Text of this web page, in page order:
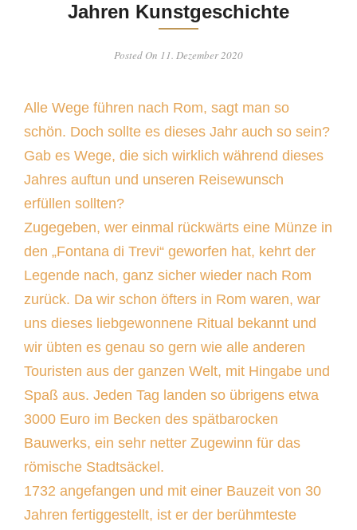
Jahren Kunstgeschichte
Posted On 11. Dezember 2020
Alle Wege führen nach Rom, sagt man so
schön. Doch sollte es dieses Jahr auch so sein?
Gab es Wege, die sich wirklich während dieses
Jahres auftun und unseren Reisewunsch
erfüllen sollten?
Zugegeben, wer einmal rückwärts eine Münze in
den „Fontana di Trevi“ geworfen hat, kehrt der
Legende nach, ganz sicher wieder nach Rom
zurück. Da wir schon öfters in Rom waren, war
uns dieses liebgewonnene Ritual bekannt und
wir übten es genau so gern wie alle anderen
Touristen aus der ganzen Welt, mit Hingabe und
Spaß aus. Jeden Tag landen so übrigens etwa
3000 Euro im Becken des spätbarocken
Bauwerks, ein sehr netter Zugewinn für das
römische Stadtsäckel.
1732 angefangen und mit einer Bauzeit von 30
Jahren fertiggestellt, ist er der berühmteste